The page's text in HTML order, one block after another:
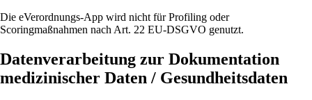
Die eVerordnungs-App wird nicht für Profiling oder
Scoringmaßnahmen nach Art. 22 EU‑DSGVO genutzt.
Datenverarbeitung zur Dokumentation
medizinischer Daten / Gesundheitsdaten